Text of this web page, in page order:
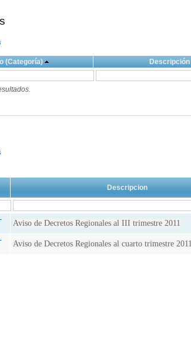
(Categoría) Descripción
Descripcion
Aviso de Decretos Regionales al III trimestre 2011
Aviso de Decretos Regionales al cuarto trimestre 2011